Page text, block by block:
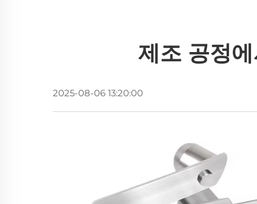
제조 공정
2025-08-06 13:20:00